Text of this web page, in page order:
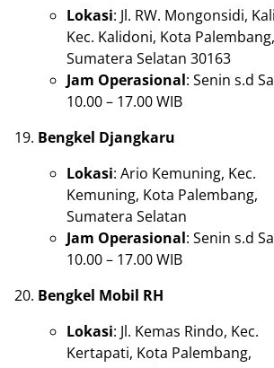
Lokasi: Jl. RW. Mongonsidi,
Kec. Kalidoni, Kota Palembang,
Sumatera Selatan 30163
Jam Operasional: Senin s.d
10.00 – 17.00 WIB
Bengkel Djangkaru
Lokasi: Ario Kemuning, Kec.
Kemuning, Kota Palembang,
Sumatera Selatan
Jam Operasional: Senin s.d
10.00 – 17.00 WIB
Bengkel Mobil RH
Lokasi: Jl. Kemas Rindo, Kec.
Kertapati, Kota Palembang,